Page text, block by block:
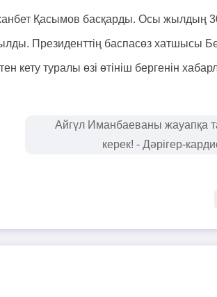
Қасымов басқарды. Осы жылдың
Президенттің баспасөз хатшысы
кету туралы өзі өтініш бергенін
Айгүл Иманбаеваны жауапқа
керек! - Дәрігер-